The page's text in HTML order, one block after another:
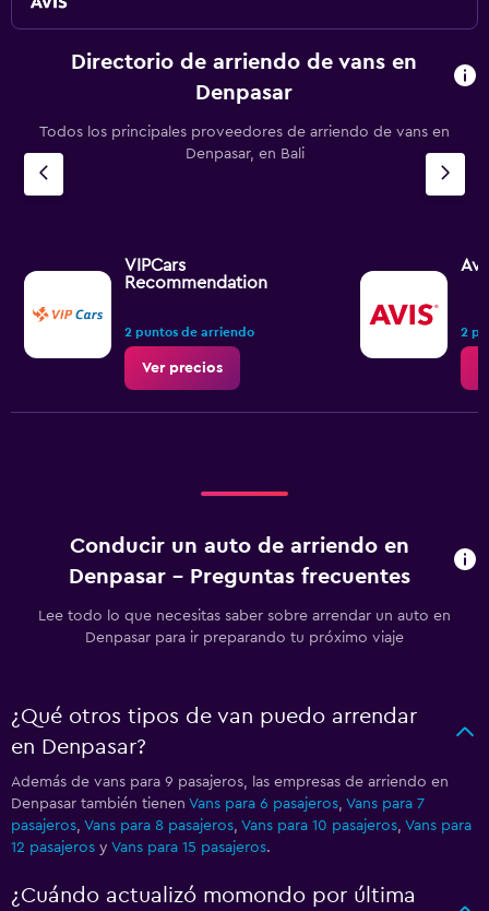
Directorio de arriendo de vans en
Denpasar
Todos los principales proveedores de arriendo de vans en
Denpasar, en Bali
VIPCars
Recommendation
2 puntos de arriendo
Ver precios
2
Conducir un auto de arriendo en
Denpasar - Preguntas frecuentes
Lee todo lo que necesitas saber sobre arrendar un auto en
Denpasar para ir preparando tu próximo viaje
¿Qué otros tipos de van puedo arrendar
en Denpasar?
Además de vans para 9 pasajeros, las empresas de arriendo en
Denpasar también tienen Vans para 6 pasajeros, Vans para 7
pasajeros, Vans para 8 pasajeros, Vans para 10 pasajeros, Vans para
12 pasajeros y Vans para 15 pasajeros.
¿Cuándo actualizó momondo por última